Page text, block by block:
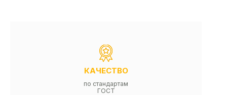
КАЧЕСТВО
по стандартам
ГОСТ